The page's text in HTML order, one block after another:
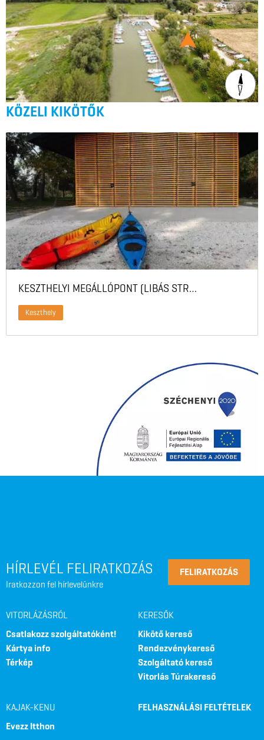
KÖZELI KIKÖTŐK
KESZTHELYI MEGÁLLÓPONT (LIBÁS STRAND)
Keszthely
HÍRLEVÉL FELIRATKOZÁS
Iratkozzon fel hírlevelünkre
FELIRATKOZÁS
VITORLÁZÁSRÓL
Csatlakozz szolgáltatóként!
Kártya info
Térkép
KERESŐK
Kikötő kereső
Rendezvénykereső
Szolgáltató kereső
Vitorlás Túrakereső
KAJAK-KENU
Evezz Itthon
FELHASZNÁLÁSI FELTÉTELEK